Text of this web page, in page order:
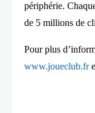
périphérie.
de 5 millions de
Pour plus
www.joueclub.fr